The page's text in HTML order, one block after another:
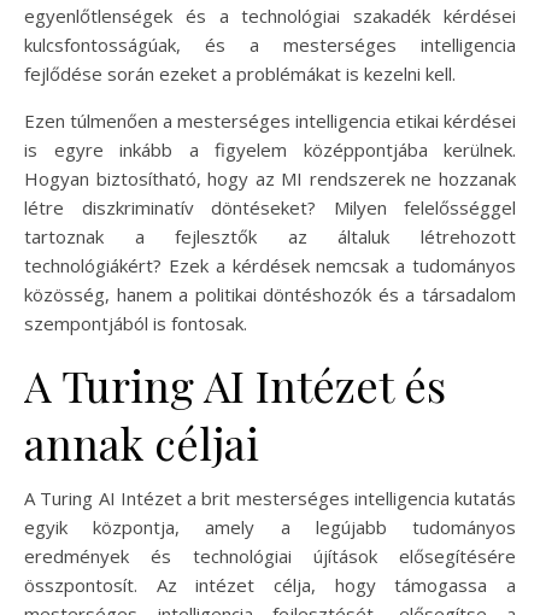
egyenlőtlenségek és a technológiai szakadék kérdései
kulcsfontosságúak, és a mesterséges intelligencia
fejlődése során ezeket a problémákat is kezelni kell.
Ezen túlmenően a mesterséges intelligencia etikai kérdései
is egyre inkább a figyelem középpontjába kerülnek.
Hogyan biztosítható, hogy az MI rendszerek ne hozzanak
létre diszkriminatív döntéseket? Milyen felelősséggel
tartoznak a fejlesztők az általuk létrehozott
technológiákért? Ezek a kérdések nemcsak a tudományos
közösség, hanem a politikai döntéshozók és a társadalom
szempontjából is fontosak.
A Turing AI Intézet és
annak céljai
A Turing AI Intézet a brit mesterséges intelligencia kutatás
egyik központja, amely a legújabb tudományos
eredmények és technológiai újítások elősegítésére
összpontosít. Az intézet célja, hogy támogassa a